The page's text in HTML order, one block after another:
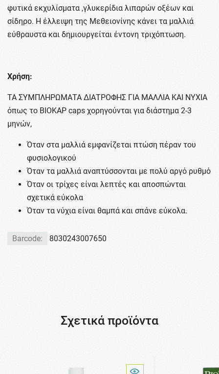
φυτικά εκχυλίσματα ,γλυκερίδια λιπαρών οξέων και
σίδηρο. Η έλλειψη της Μεθειονίνης κάνει τα μαλλιά
εύθραυστα και δημιουργείται έντονη τριχόπτωση.
Χρήση:
ΤΑ ΣΥΜΠΛΗΡΩΜΑΤΑ ΔΙΑΤΡΟΦΗΣ ΓΙΑ ΜΑΛΛΙΑ ΚΑΙ ΝΥΧΙΑ
όπως το BIOKAP caps χορηγούνται για διάστημα 2-3
μηνών,
Όταν στα μαλλιά εμφανίζεται πτώση πέραν του
φυσιολογικού
Όταν τα μαλλιά αναπτύσσονται με πολύ αργό ρυθμό
Όταν οι τρίχες είναι λεπτές και αποσπώνται
σχετικά εύκολα
Όταν τα νύχια είναι θαμπά και σπάνε εύκολα.
Barcode: 8030243007650
Σχετικά προϊόντα